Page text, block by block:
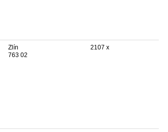
Zlín
763 02
2107 x